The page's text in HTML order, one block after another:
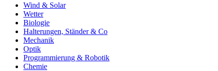
Wind & Solar
Wetter
Biologie
Halterungen, Ständer & Co
Mechanik
Optik
Programmierung & Robotik
Chemie